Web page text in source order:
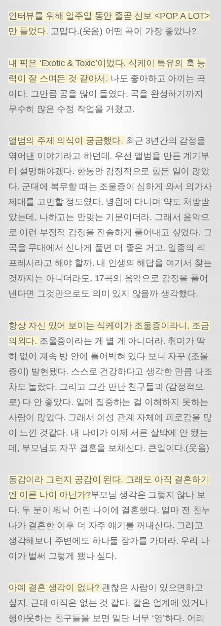
인터뷰를 위해 일주일 동안 줄곧 신보 <POP A LOT>
만 들었다. 고맙다.(웃음) 어떤 곡이 가장 좋았나?
내 픽은 ‘Exotic & Toxic’이었다. 식케이 특유의 훅 능
력이 잘 스며든 것 같아서. 나도 좋아하고 아끼는 곡
이다. 그만큼 공을 많이 들였다. 곡을 완성하기까지
무수히 많은 수정 작업을 거쳤고.
앨범의 주제 의식이 궁금했다. 최근 3년간의 감정을
엮어낸 이야기라고 하던데. 우선 앨범을 만든 계기부
터 설명해야겠다. 한동안 감정적으로 힘든 일이 많았
다. 군대에 복무할 때는 조울증이 심하게 와서 의가사
제대를 고민할 정도였다. 병원에 다니며 약도 처방받
았는데, 나하고는 안맞는 기분이더라. 그래서 음악으
로 이런 부정적 감정을 진솔하게 풀어내고 싶었다. 그
곡을 무대에서 신나게 풀면 더 좋은 거고. 일종의 리
프레시라고 해야 할까. 내 인생의 해답을 여기서 찾는
것까지는 아니더라도, 17곡의 음악으로 감정을 풀어
낸다면 그것만으로도 의미 있지 않을까 생각했다.
항상 자신 있어 보이는 식케이가 조울증이라니, 조금
의외다. 조울증이라는 게 별 게 아니더라. 취미가 딱
히 없어 계속 방 안에 틀어박혀 있다 보니 자꾸 (조울
증이) 발현됐다. 스스로 건강하다고 생각한 만큼 나조
차도 놀랐다. 그리고 그간 만난 친구들과 (감정적으
로) 다 안 좋았다. 일에 집중하는 걸 이해하지 못하는
사람이 많았다. 그래서 이성 관계 자체에 피로감을 많
이 느낀 것같다. 내 나이가 이제 서른 살밖에 안 됐는
데, 부모님도 자꾸 결혼을 보채신다. 큰일이다.(웃음)
동갑이라 그런지 공감이 된다. 그래도 아직 결혼하기
엔 이른 나이 아닌가?부모님 생각은 그렇지 않나 보
다. 두 분이 워낙 어린 나이에 결혼했다. 얼마 전 친누
나가 결혼한 이후 더 자주 얘기를 꺼내신다. 그리고
생각해보니 주변에도 하나둘 장가를 가더라. 우리 나
이가 벌써 그렇게 됐나 싶다.
아예 결혼 생각이 없나? 괜찮은 사람이 있으면하고
싶지. 근데 아직은 없는 것 같다. 같은 업계에 있거나
행아웃하는 친구들을 보면 일단 너무 ‘영’하다. 어리